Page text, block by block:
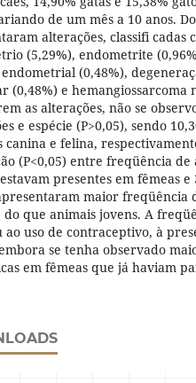
de um mês a 10 anos.
alterações, classifi cadas
(5,29%), endometrite
(0,48%),
(0,48%) e hemangiossarcoma
as alterações, não se
e espécie (P>0,05), sendo
canina e felina,
(P<0,05) entre freqüência
presentes em fêmeas
maior freqüência
do que animais jovens. A
ao uso de contraceptivo, à
se tenha observado
em fêmeas que já haviam